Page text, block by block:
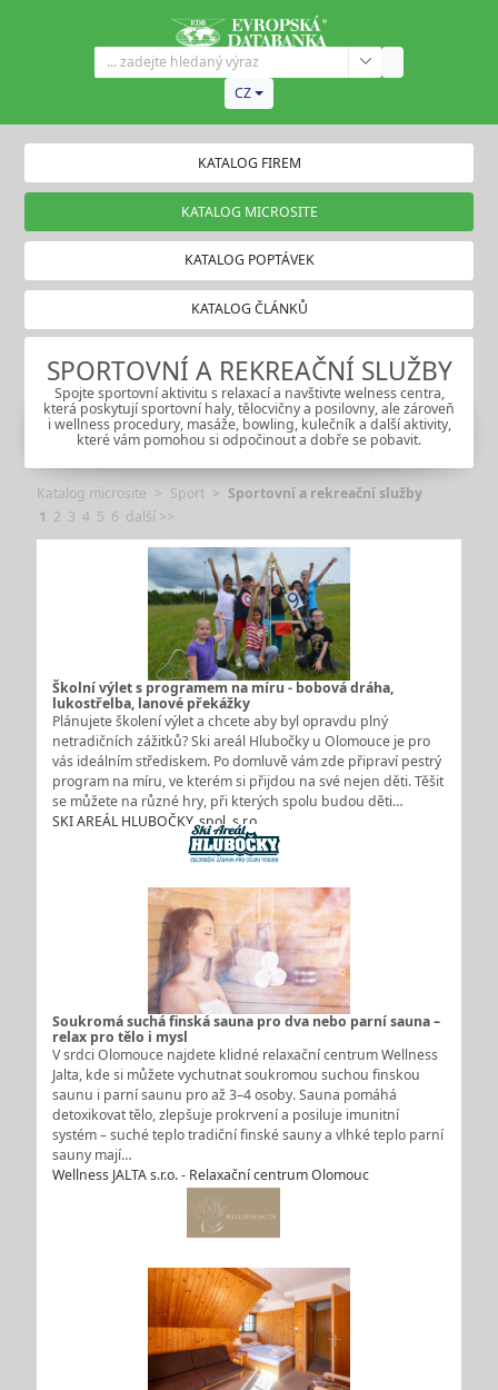
CZ
KATALOG FIREM
KATALOG MICROSITE
KATALOG POPTÁVEK
KATALOG ČLÁNKŮ
SPORTOVNÍ A REKREAČNÍ SLUŽBY
Spojte sportovní aktivitu s relaxací a navštivte welness centra,
která poskytují sportovní haly, tělocvičny a posilovny, ale zároveň
i wellness procedury, masáže, bowling, kulečník a další aktivity,
které vám pomohou si odpočinout a dobře se pobavit.
Katalog microsite Sport
Sportovní a rekreační služby
1 2 3 4 5 6 další >>
Školní výlet s programem na míru - bobová dráha,
lukostřelba, lanové překážky
Plánujete školení výlet a chcete aby byl opravdu plný
netradičních zážitků? Ski areál Hlubočky u Olomouce je pro
vás ideálním střediskem. Po domluvě vám zde připraví pestrý
program na míru, ve kterém si přijdou na své nejen děti. Těšit
se můžete na různé hry, při kterých spolu budou děti…
SKI AREÁL HLUBOČKY, spol. s r.o.
Soukromá suchá finská sauna pro dva nebo parní sauna –
relax pro tělo i mysl
V srdci Olomouce najdete klidné relaxační centrum Wellness
Jalta, kde si můžete vychutnat soukromou suchou finskou
saunu i parní saunu pro až 3–4 osoby. Sauna pomáhá
detoxikovat tělo, zlepšuje prokrvení a posiluje imunitní
systém – suché teplo tradiční finské sauny a vlhké teplo parní
sauny mají…
Wellness JALTA s.r.o. - Relaxační centrum Olomouc